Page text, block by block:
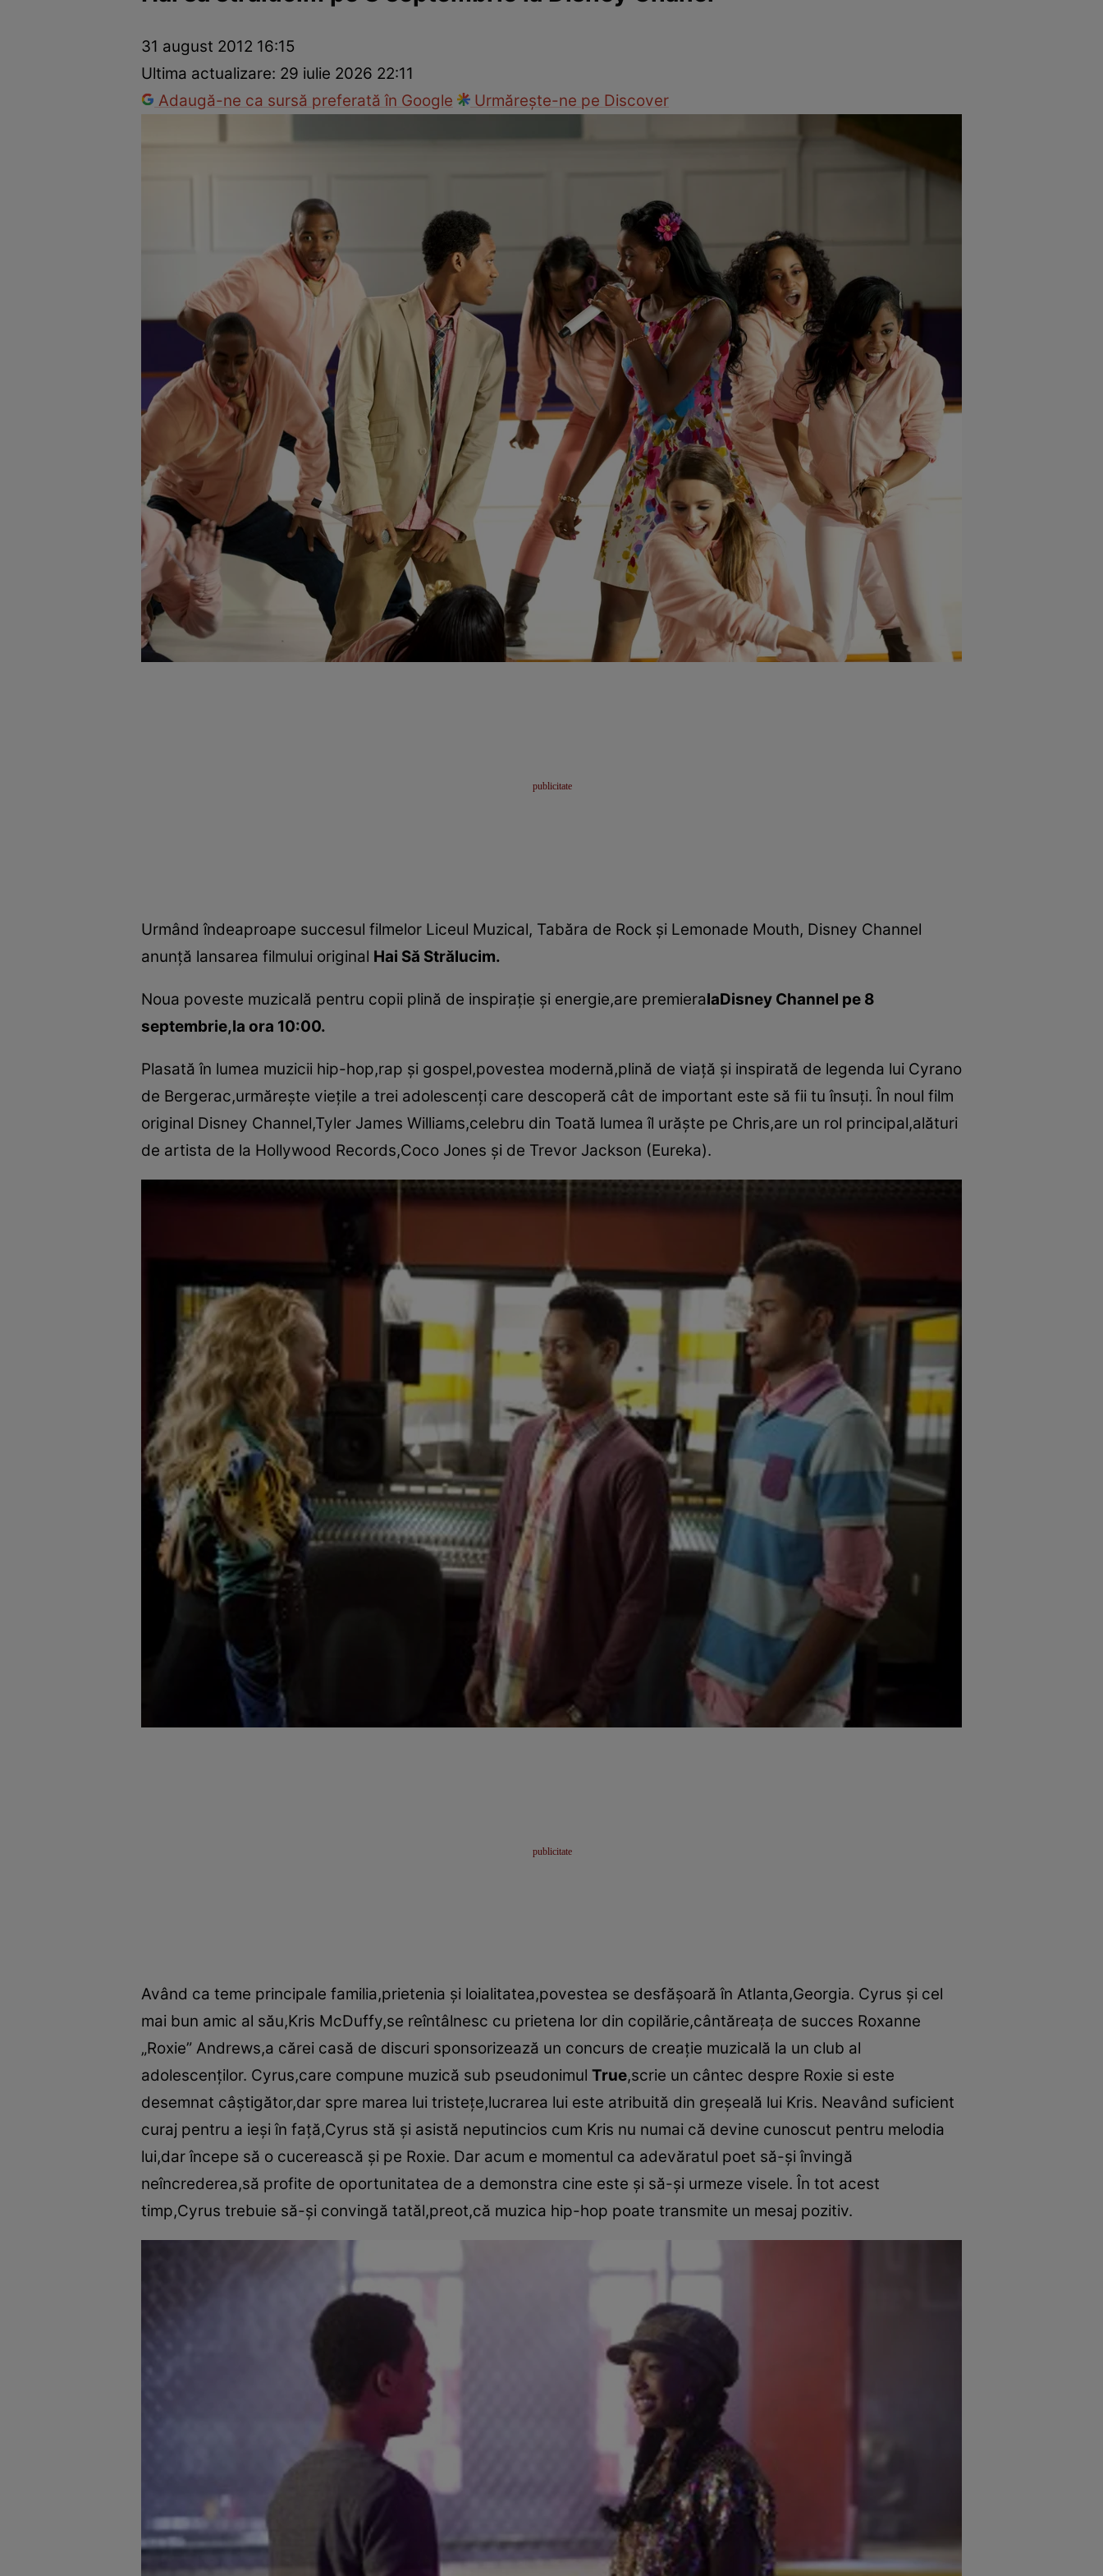
Dragoste și SexEvenimente
31 august 2012 16:15
Ultima actualizare: 29 iulie 2026 22:11
Adaugă-ne ca sursă preferată în Google
Urmărește-ne pe Discover
Urmând îndeaproape succesul filmelor Liceul Muzical, Tabăra de Rock şi Lemonade Mouth, Disney Channel
anunţă lansarea filmului original Hai Să Strălucim.
Noua poveste muzicală pentru copii plină de inspiraţie şi energie,are premieralaDisney Channel pe 8
septembrie,la ora 10:00.
Plasată în lumea muzicii hip-hop,rap şi gospel,povestea modernă,plină de viaţă şi inspirată de legenda lui Cyrano
de Bergerac,urmăreşte vieţile a trei adolescenţi care descoperă cât de important este să fii tu însuţi. În noul film
original Disney Channel,Tyler James Williams,celebru din Toată lumea îl urăşte pe Chris,are un rol principal,alături
de artista de la Hollywood Records,Coco Jones şi de Trevor Jackson (Eureka).
Având ca teme principale familia,prietenia şi loialitatea,povestea se desfăşoară în Atlanta,Georgia. Cyrus şi cel
mai bun amic al său,Kris McDuffy,se reîntâlnesc cu prietena lor din copilărie,cântăreaţa de succes Roxanne
„Roxie” Andrews,a cărei casă de discuri sponsorizează un concurs de creaţie muzicală la un club al
adolescenţilor. Cyrus,care compune muzică sub pseudonimul True,scrie un cântec despre Roxie si este
desemnat câştigător,dar spre marea lui tristeţe,lucrarea lui este atribuită din greşeală lui Kris. Neavând suficient
curaj pentru a ieşi în faţă,Cyrus stă şi asistă neputincios cum Kris nu numai că devine cunoscut pentru melodia
lui,dar începe să o cucerească şi pe Roxie. Dar acum e momentul ca adevăratul poet să-şi învingă
neîncrederea,să profite de oportunitatea de a demonstra cine este şi să-şi urmeze visele. În tot acest
timp,Cyrus trebuie să-şi convingă tatăl,preot,că muzica hip-hop poate transmite un mesaj pozitiv.